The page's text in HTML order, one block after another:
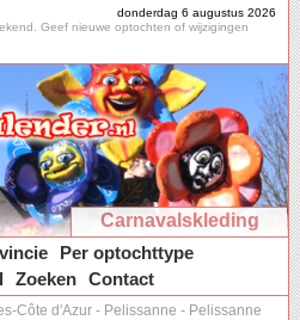
donderdag 6 augustus 2026
Geef nieuwe optochten of wijzigingen
Carnavalskleding
Per optochttype
Zoeken Contact
Côte d'Azur - Pelissanne - Pelissanne